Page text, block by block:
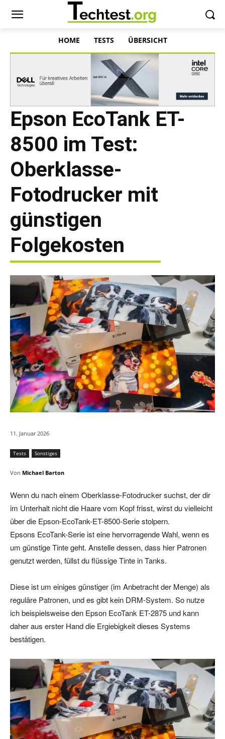
HOME TESTS ÜBERSICHT
Epson EcoTank ET-
8500 im Test:
Oberklasse-
Fotodrucker mit
günstigen
Folgekosten
11. Januar 2026
Tests Sonstiges
Von Michael Barton
Wenn du nach einem Oberklasse-Fotodrucker suchst, der dir
im Unterhalt nicht die Haare vom Kopf frisst, wirst du vielleicht
über die Epson-EcoTank-ET-8500-Serie stolpern.
Epsons EcoTank-Serie ist eine hervorragende Wahl, wenn es
um günstige Tinte geht. Anstelle dessen, dass hier Patronen
genutzt werden, füllst du flüssige Tinte in Tanks.
Diese ist um einiges günstiger (im Anbetracht der Menge) als
reguläre Patronen, und es gibt kein DRM-System. So nutze
ich beispielsweise den Epson EcoTank ET-2875 und kann
daher aus erster Hand die Ergiebigkeit dieses Systems
bestätigen.